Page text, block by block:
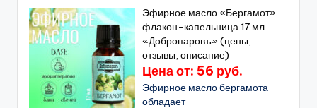
Эфирное масло «Бергамот»
флакон-капельница 17 мл
«Добропаровъ» (цены,
отзывы, описание)
Цена от: 56 руб.
Эфирное масло бергамота
обладает